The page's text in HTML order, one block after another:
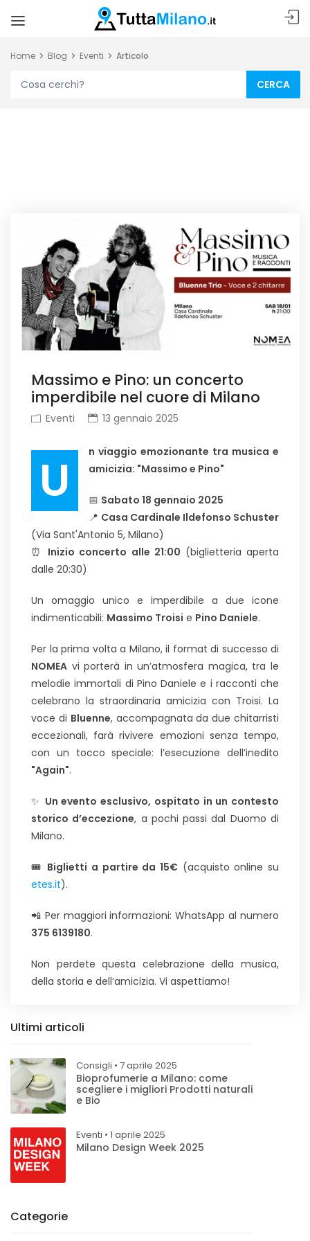
Home Blog Eventi Articolo
CERCA
Massimo e Pino: un concerto
imperdibile nel cuore di Milano
Eventi 13 gennaio 2025
U
n viaggio emozionante tra musica e
amicizia: "Massimo e Pino"
📅 Sabato 18 gennaio 2025
📍 Casa Cardinale Ildefonso Schuster
(Via Sant'Antonio 5, Milano)
⏰ Inizio concerto alle 21:00 (biglietteria aperta
dalle 20:30)
Un omaggio unico e imperdibile a due icone
indimenticabili: Massimo Troisi e Pino Daniele.
Per la prima volta a Milano, il format di successo di
NOMEA vi porterà in un’atmosfera magica, tra le
melodie immortali di Pino Daniele e i racconti che
celebrano la straordinaria amicizia con Troisi. La
voce di Bluenne, accompagnata da due chitarristi
eccezionali, farà rivivere emozioni senza tempo,
con un tocco speciale: l’esecuzione dell’inedito
"Again".
✨ Un evento esclusivo, ospitato in un contesto
storico d’eccezione, a pochi passi dal Duomo di
Milano.
🎟️ Biglietti a partire da 15€ (acquisto online su
etes.it).
📲 Per maggiori informazioni: WhatsApp al numero
375 6139180.
Non perdete questa celebrazione della musica,
della storia e dell’amicizia. Vi aspettiamo!
Ultimi articoli
Consigli • 7 aprile 2025
Bioprofumerie a Milano: come
scegliere i migliori Prodotti naturali
e Bio
Eventi • 1 aprile 2025
Milano Design Week 2025
Categorie